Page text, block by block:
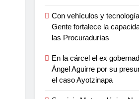
Con vehículos y
Gente fortalece la
las Procuradurías
En la cárcel el ex
Ángel Aguirre por su
el caso Ayotzinapa